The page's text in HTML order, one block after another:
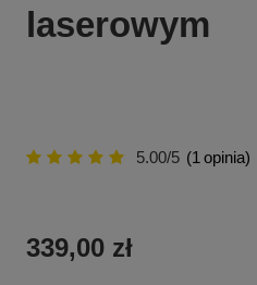
laserowym
5.00/5 (1 opinia)
339,00 zł